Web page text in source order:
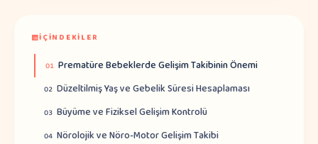
İÇINDEKILER
01 Prematüre Bebeklerde Gelişim Takibinin Önemi
02 Düzeltilmiş Yaş ve Gebelik Süresi Hesaplaması
03 Büyüme ve Fiziksel Gelişim Kontrolü
04 Nörolojik ve Nöro-Motor Gelişim Takibi